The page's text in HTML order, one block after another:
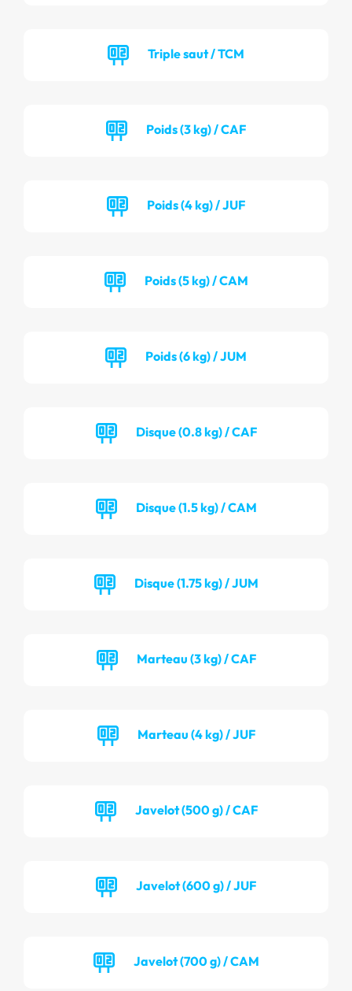
Triple saut / TCM
Poids (3 kg) / CAF
Poids (4 kg) / JUF
Poids (5 kg) / CAM
Poids (6 kg) / JUM
Disque (0.8 kg) / CAF
Disque (1.5 kg) / CAM
Disque (1.75 kg) / JUM
Marteau (3 kg) / CAF
Marteau (4 kg) / JUF
Javelot (500 g) / CAF
Javelot (600 g) / JUF
Javelot (700 g) / CAM